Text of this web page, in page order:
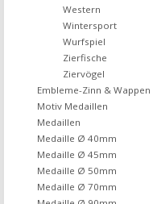
Western
Wintersport
Wurfspiel
Zierfische
Ziervögel
Embleme-Zinn & Wappen
Motiv Medaillen
Medaillen
Medaille Ø 40mm
Medaille Ø 45mm
Medaille Ø 50mm
Medaille Ø 70mm